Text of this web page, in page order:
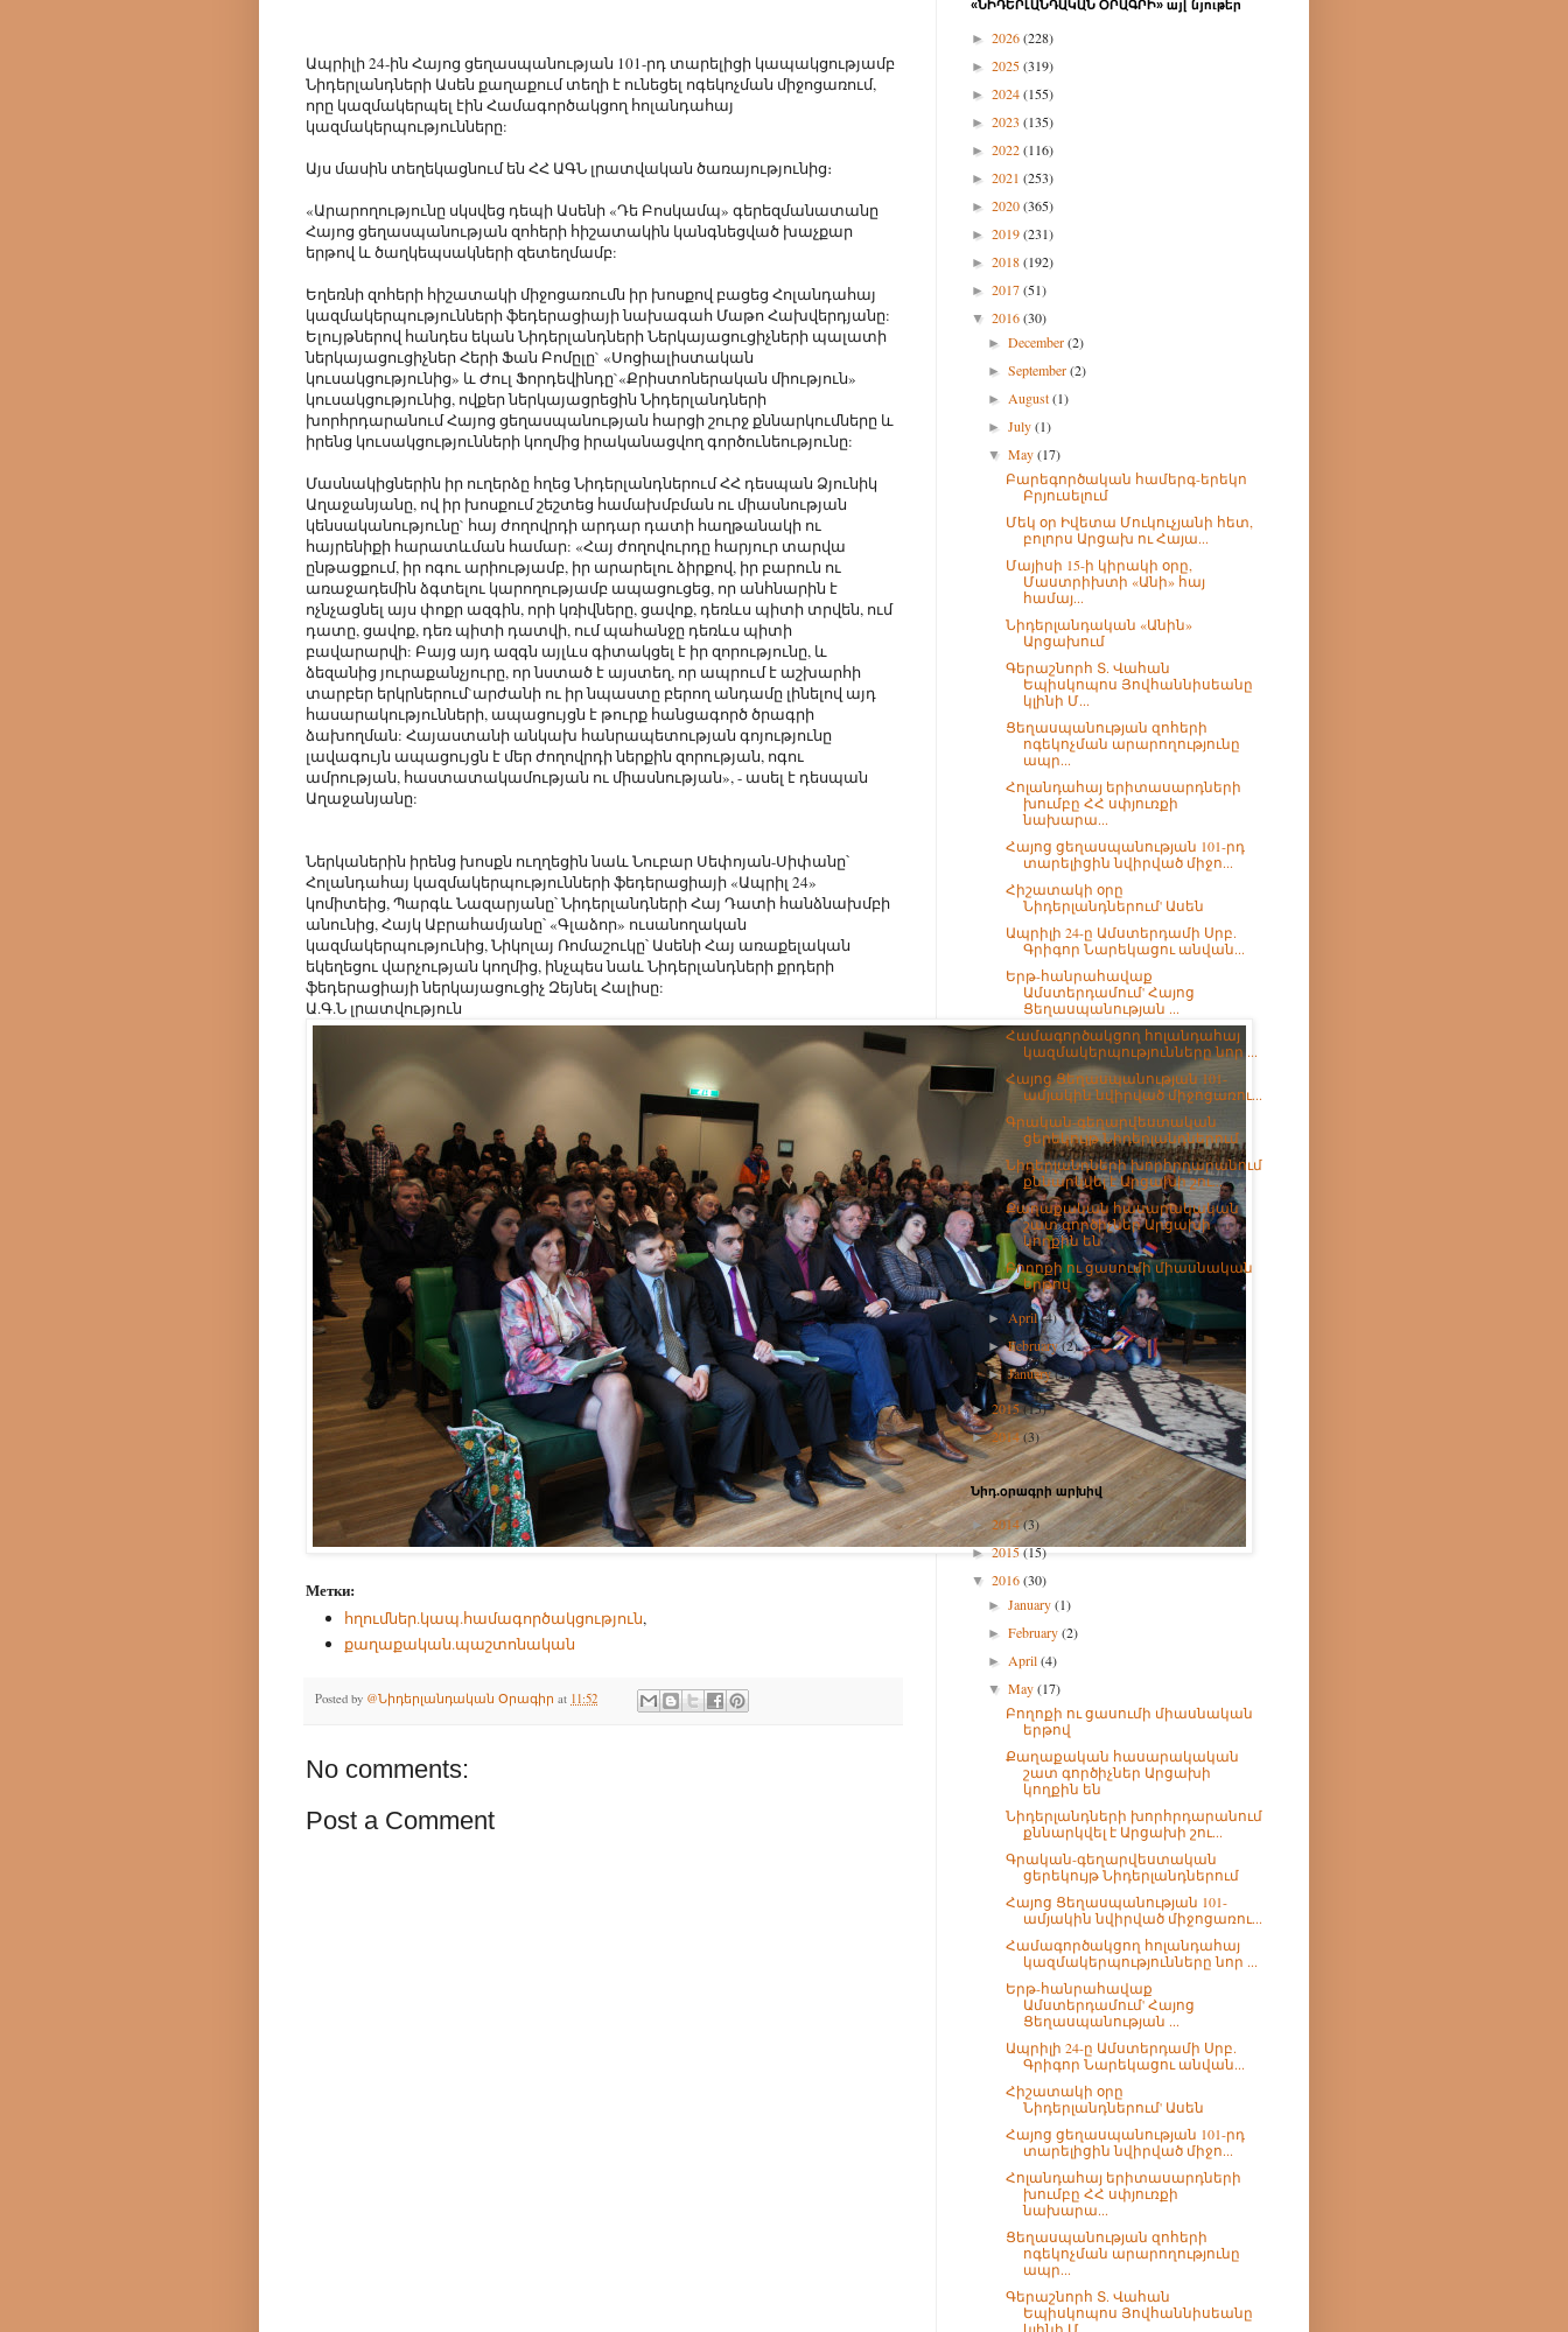
Ապրիլի 24-ին Հայոց ցեղասպանության 101-րդ տարելիցի կապակցությամբ
Նիդերլանդների Ասեն քաղաքում տեղի է ունեցել ոգեկոչման միջոցառում,
որը կազմակերպել էին Համագործակցող հոլանդահայ
կազմակերպությունները:
Այս մասին տեղեկացնում են ՀՀ ԱԳՆ լրատվական ծառայությունից։
«Արարողությունը սկսվեց դեպի Ասենի «Դե Բոսկամպ» գերեզմանատանը
Հայոց ցեղասպանության զոհերի հիշատակին կանգնեցված խաչքար
երթով և ծաղկեպսակների զետեղմամբ:
Եղեռնի զոհերի հիշատակի միջոցառումն իր խոսքով բացեց Հոլանդահայ
կազմակերպությունների ֆեդերացիայի նախագահ Մաթո Հախվերդյանը:
Ելույթներով հանդես եկան Նիդերլանդների Ներկայացուցիչների պալատի
ներկայացուցիչներ Հերի Ֆան Բոմըլը` «Սոցիալիստական
կուսակցությունից» և Ժուլ Ֆորդեվինդը`«Քրիստոներական միություն»
կուսակցությունից, ովքեր ներկայացրեցին Նիդերլանդների
խորհրդարանում Հայոց ցեղասպանության հարցի շուրջ քննարկումները և
իրենց կուսակցությունների կողմից իրականացվող գործունեությունը:
Մասնակիցներին իր ուղերձը հղեց Նիդերլանդներում ՀՀ դեսպան Ձյունիկ
Աղաջանյանը, ով իր խոսքում շեշտեց համախմբման ու միասնության
կենսականությունը` հայ ժողովրդի արդար դատի հաղթանակի ու
հայրենիքի հարատևման համար: «Հայ ժողովուրդը հարյուր տարվա
ընթացքում, իր ոգու արիությամբ, իր արարելու ձիրքով, իր բարուն ու
առաջադեմին ձգտելու կարողությամբ ապացուցեց, որ անհնարին է
ոչնչացնել այս փոքր ազգին, որի կռիվները, ցավոք, դեռևս պիտի տրվեն, ում
դատը, ցավոք, դեռ պիտի դատվի, ում պահանջը դեռևս պիտի
բավարարվի: Բայց այդ ազգն այլևս գիտակցել է իր զորությունը, և
ձեզանից յուրաքանչյուրը, որ նստած է այստեղ, որ ապրում է աշխարհի
տարբեր երկրներում`արժանի ու իր նպաստը բերող անդամը լինելով այդ
հասարակությունների, ապացույցն է թուրք հանցագործ ծրագրի
ձախողման: Հայաստանի անկախ հանրապետության գոյությունը
լավագույն ապացույցն է մեր ժողովրդի ներքին զորության, ոգու
ամրության, հաստատակամության ու միասնության», - ասել է դեսպան
Աղաջանյանը:
Ներկաներին իրենց խոսքն ուղղեցին նաև Նուբար Սեփոյան-Սիփանը՝
Հոլանդահայ կազմակերպությունների ֆեդերացիայի «Ապրիլ 24»
կոմիտեից, Պարգև Նազարյանը՝ Նիդերլանդների Հայ Դատի հանձնախմբի
անունից, Հայկ Աբրահամյանը՝ «Գլաձոր» ուսանողական
կազմակերպությունից, Նիկոլայ Ռոմաշուկը՝ Ասենի Հայ առաքելական
եկեղեցու վարչության կողմից, ինչպես նաև Նիդերլանդների քրդերի
ֆեդերացիայի ներկայացուցիչ Զեյնել Հալիսը:
Ա.Գ.Ն լրատվություն
Метки:
հղումներ.կապ.համագործակցություն,
քաղաքական.պաշտոնական
Posted by @Նիդերլանդական Օրագիր at 11:52
No comments:
Post a Comment
«ՆԻԴԵՐԼԱՆԴԱԿԱՆ ՕՐԱԳՐԻ» այլ նյութեր
► 2026(228)
► 2025(319)
► 2024(155)
► 2023 (135)
► 2022(116)
► 2021 (253)
► 2020(365)
► 2019(231)
► 2018(192)
► 2017(51)
▼ 2016(30)
►December(2)
►September(2)
►August(1)
►July(1)
▼May(17)
Բարեգործական համերգ-երեկո
Բրյուսելում
Մեկ օր Իվետա Մուկուչյանի հետ,
բոլորս Արցախ ու Հայա...
Մայիսի 15-ի կիրակի օրը,
Մաստրիխտի «Անի» հայ
համայ...
Նիդերլանդական «Անին»
Արցախում
Գերաշնորհ Տ. Վահան
Եպիսկոպոս Յովհաննիսեանը
կլինի Մ...
Ցեղասպանության զոհերի
ոգեկոչման արարողությունը
ապր...
Հոլանդահայ երիտասարդների
խումբը ՀՀ սփյուռքի
նախարա...
Հայոց ցեղասպանության 101-րդ
տարելիցին նվիրված միջո...
Հիշատակի օրը
Նիդերլանդներում' Ասեն
Ապրիլի 24-ը Ամստերդամի Սրբ.
Գրիգոր Նարեկացու անվան...
Երթ-հանրահավաք
Ամստերդամում' Հայոց
Ցեղասպանության ...
Համագործակցող հոլանդահայ
կազմակերպությունները նոր ...
Հայոց Ցեղասպանության 101-
ամյակին նվիրված միջոցառու...
Գրական-գեղարվեստական
ցերեկույթ Նիդերլանդներում
Նիդերլանդների խորհրդարանում
քննարկվել է Արցախի շու...
Քաղաքական հասարակական
շատ գործիչներ Արցախի
կողքին են
Բողոքի ու ցասումի միասնական
երթով
►April(4)
►February(2)
►January(1)
► 2015(15)
►2014(3)
Նիդ.օրագրի արխիվ
► 2014(3)
► 2015(15)
▼ 2016(30)
►January(1)
►February(2)
►April(4)
▼May(17)
Բողոքի ու ցասումի միասնական
երթով
Քաղաքական հասարակական
շատ գործիչներ Արցախի
կողքին են
Նիդերլանդների խորհրդարանում
քննարկվել է Արցախի շու...
Գրական-գեղարվեստական
ցերեկույթ Նիդերլանդներում
Հայոց Ցեղասպանության 101-
ամյակին նվիրված միջոցառու...
Համագործակցող հոլանդահայ
կազմակերպությունները նոր ...
Երթ-հանրահավաք
Ամստերդամում' Հայոց
Ցեղասպանության ...
Ապրիլի 24-ը Ամստերդամի Սրբ.
Գրիգոր Նարեկացու անվան...
Հիշատակի օրը
Նիդերլանդներում' Ասեն
Հայոց ցեղասպանության 101-րդ
տարելիցին նվիրված միջո...
Հոլանդահայ երիտասարդների
խումբը ՀՀ սփյուռքի
նախարա...
Ցեղասպանության զոհերի
ոգեկոչման արարողությունը
ապր...
Գերաշնորհ Տ. Վահան
Եպիսկոպոս Յովհաննիսեանը